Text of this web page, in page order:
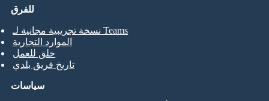
للفرق
نسخة تجريبية مجانية لـ Teams
الموارد التجارية
خلق للعمل
تاريخ فريق بلدي
سياسات